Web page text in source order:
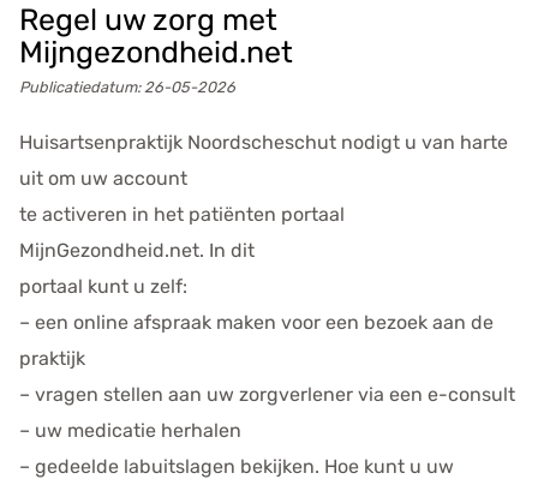
e
v
e
s
Regel uw zorg met
Mijngezondheid.net
Publicatiedatum:26-05-2026
Huisartsenpraktijk Noordscheschut nodigt u van harte
uit om uw account
te activeren in het patiënten portaal
MijnGezondheid.net. In dit
portaal kunt u zelf:
– een online afspraak maken voor een bezoek aan de
praktijk
– vragen stellen aan uw zorgverlener via een e-consult
– uw medicatie herhalen
– gedeelde labuitslagen bekijken. Hoe kunt u uw